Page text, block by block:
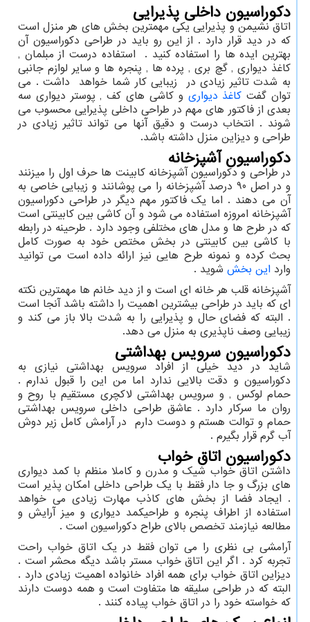
دکوراسیون داخلی پذیرایی
اتاق نشیمن و پذیرایی یکی مهمترین بخش های هر منزل است
که در دید قرار دارد . از این رو باید در طراحی دکوراسیون آن
بهترین ایده ها را استفاده کنید . استفاده درست از مبلمان ,
کاغذ دیواری , گچ بری , پرده ها , پنجره ها و سایر لوازم جانبی
به شدت تاثیر زیادی در زیبایی کار شما خواهد داشت . می
توان گفت کاغذ دیواری و کاشی های کف , پوستر دیواری سه
بعدی از فاکتور های مهم در طراحی داخلی پذیرایی محسوب می
شوند . انتخاب درست و دقیق آنها می تواند تاثیر زیادی در
طراحی و دیزاین منزل داشته باشد.
دکوراسیون آشپزخانه
در طراحی و دکوراسیون آشپزخانه کابینت ها حرف اول را میزنند
و در اصل 90 درصد آشپزخانه را می پوشانند و زیبایی خاصی به
آن می دهند . اما یک فاکتور مهم دیگر در طراحی دکوراسیون
آشپزخانه امروزه استفاده می شود و آن کاشی بین کابینتی است
که در طرح ها و مدل های مختلفی وجود دارد . طرحینه در رابطه
با کاشی بین کابینتی در بخش مختص خود به صورت کامل
بحث کرده و نمونه طرح هایی نیز ارائه داده است می توانید
وارد این بخش شوید .
آشپزخانه قلب هر خانه ای است و از دید خانم ها مهمترین نکته
ای که باید در طراحی بیشترین اهمیت را داشته باشد آنجا است
. البته که فضای حال و پذیرایی را به شدت بالا باز می کند و
زیبایی وصف ناپذیری به منزل می دهد.
دکوراسیون سرویس بهداشتی
شاید در دید خیلی از افراد سرویس بهداشتی نیازی به
دکوراسیون و دقت بالایی ندارد اما من این را قبول ندارم .
حمام لوکس , و سرویس بهداشتی لاکچری مستقیم با روح و
روان ما سرکار دارد . عاشق طراحی داخلی سرویس بهداشتی
حمام و توالت هستم و دوست دارم در آرامش کامل زیر دوش
آب گرم قرار بگیرم .
دکوراسیون اتاق خواب
داشتن اتاق خواب شیک و مدرن و کاملا منظم با کمد دیواری
های بزرگ و جا دار فقط با یک طراحی داخلی امکان پذیر است
. ایجاد فضا از بخش های کاذب مهارت زیادی می خواهد
استفاده از اطراف پنجره و طراحیکمد دیواری و میز آرایش و
مطالعه نیازمند تخصص بالای طراح دکوراسیون است .
آرامشی بی نظری را می توان فقط در یک اتاق خواب راحت
تجربه کرد . اگر این اتاق خواب مستر باشد دیگه محشر است .
دیزاین اتاق خواب برای همه افراد خانواده اهمیت زیادی دارد .
البته که در طراحی سلیقه ها متفاوت است و همه دوست دارند
که خواسته خود را در اتاق خواب پیاده کنند .